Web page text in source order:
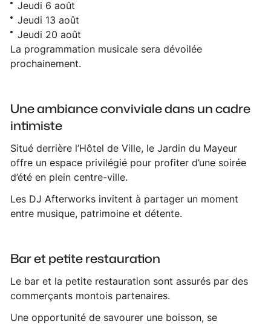
Jeudi 6 août
Jeudi 13 août
Jeudi 20 août
La programmation musicale sera dévoilée
prochainement.
Une ambiance conviviale dans un cadre
intimiste
Situé derrière l’Hôtel de Ville, le Jardin du Mayeur
offre un espace privilégié pour profiter d’une soirée
d’été en plein centre-ville.
Les DJ Afterworks invitent à partager un moment
entre musique, patrimoine et détente.
Bar et petite restauration
Le bar et la petite restauration sont assurés par des
commerçants montois partenaires.
Une opportunité de savourer une boisson, se